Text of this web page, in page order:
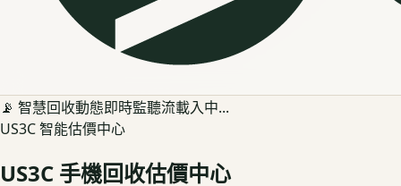
📡 智慧回收動態即時監聽流載入中...
US3C 智能估價中心
US3C 手機回收估價中心